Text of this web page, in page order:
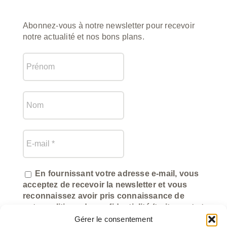
Gérer le consentement
Abonnez-vous à notre newsletter pour recevoir
notre actualité et nos bons plans.
En fournissant votre adresse e-mail, vous
acceptez de recevoir la newsletter et vous
reconnaissez avoir pris connaissance de
notre politique de confidentialité (traitement et
utilisation des données).